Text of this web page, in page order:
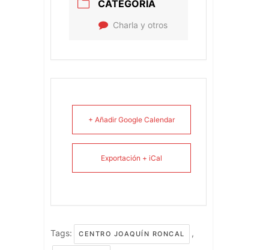
CATEGORÍA
Charla y otros
+ Añadir Google Calendar
Exportación + iCal
Tags: CENTRO JOAQUÍN RONCAL ,